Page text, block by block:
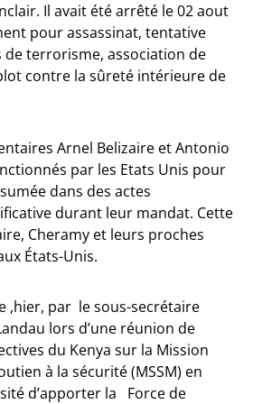
Il avait été arrêté le 02 aout
pour assassinat, tentative
de terrorisme, association de
contre la sûreté intérieure de
Arnel Belizaire et Antonio
par les Etats Unis pour
dans des actes
durant leur mandat. Cette
Cheramy et leurs proches
États-Unis.
,hier, par le sous-secrétaire
lors d’une réunion de
du Kenya sur la Mission
à la sécurité (MSSM) en
d’apporter la Force de